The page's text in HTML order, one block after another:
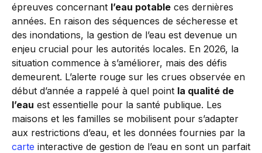
épreuves concernant l’eau potable ces dernières
années. En raison des séquences de sécheresse et
des inondations, la gestion de l’eau est devenue un
enjeu crucial pour les autorités locales. En 2026, la
situation commence à s’améliorer, mais des défis
demeurent. L’alerte rouge sur les crues observée en
début d’année a rappelé à quel point la qualité de
l’eau est essentielle pour la santé publique. Les
maisons et les familles se mobilisent pour s’adapter
aux restrictions d’eau, et les données fournies par la
carte interactive de gestion de l’eau en sont un parfait